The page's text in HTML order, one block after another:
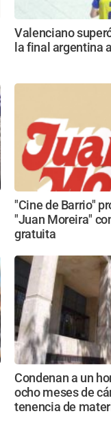
Valenciano
la final argentina
"Cine de Barrio"
"Juan Moreira"
gratuita
Condenan a un
ocho meses de
tenencia de